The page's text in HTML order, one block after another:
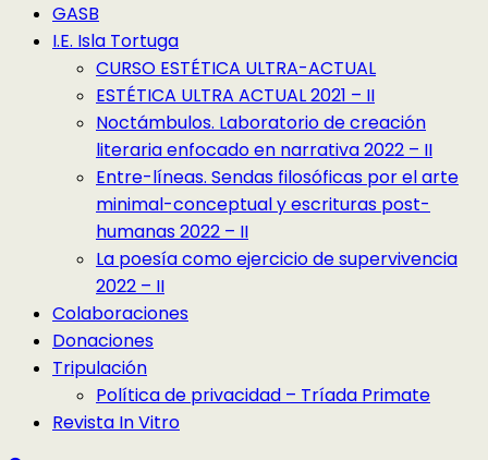
GASB
I.E. Isla Tortuga
CURSO ESTÉTICA ULTRA-ACTUAL
ESTÉTICA ULTRA ACTUAL 2021 – II
Noctámbulos. Laboratorio de creación
literaria enfocado en narrativa 2022 – II
Entre-líneas. Sendas filosóficas por el arte
minimal-conceptual y escrituras post-
humanas 2022 – II
La poesía como ejercicio de supervivencia
2022 – II
Colaboraciones
Donaciones
Tripulación
Política de privacidad – Tríada Primate
Revista In Vitro